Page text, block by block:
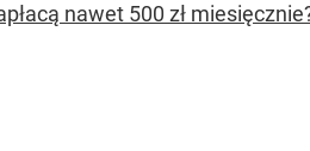
nawet 500 zł